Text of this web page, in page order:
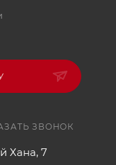
ЗВОНОК
Хана, 7